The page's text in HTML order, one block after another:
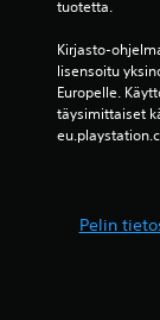
tuotetta.
Kirjasto-
lisensoitu
Europelle.
täysimittaiset
Pelin